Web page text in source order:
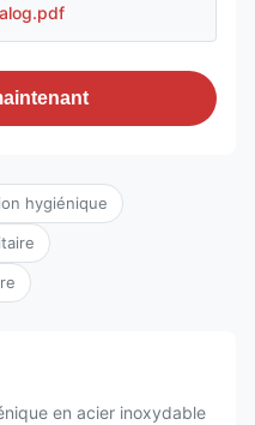
hygiénique
en acier inoxydable